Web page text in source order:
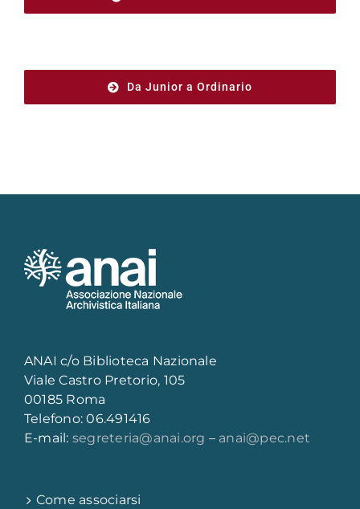
Da Junior a Ordinario
ANAI c/o Biblioteca Nazionale
Viale Castro Pretorio, 105
00185 Roma
Telefono: 06.491416
E-mail: segreteria@anai.org – anai@pec.net
Come associarsi